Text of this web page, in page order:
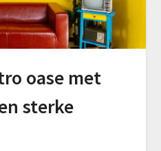
oase met
sterke